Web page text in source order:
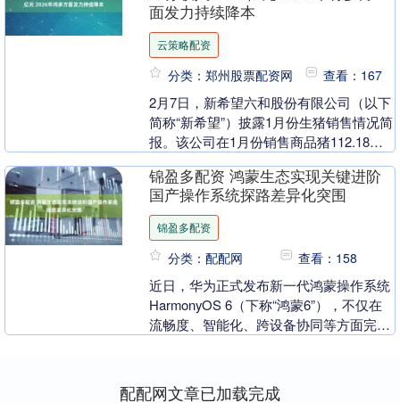
面发力持续降本
云策略配资
分类：郑州股票配资网 查看：167
2月7日，新希望六和股份有限公司（以下
简称“新希望”）披露1月份生猪销售情况简
报。该公司在1月份销售商品猪112.18万
头，环比减少28.02%，同比增长9.7....
锦盈多配资 鸿蒙生态实现关键进阶
国产操作系统探路差异化突围
锦盈多配资
分类：配配网 查看：158
近日，华为正式发布新一代鸿蒙操作系统
HarmonyOS 6（下称“鸿蒙6”），不仅在
流畅度、智能化、跨设备协同等方面完成
配配网文章已加载完成